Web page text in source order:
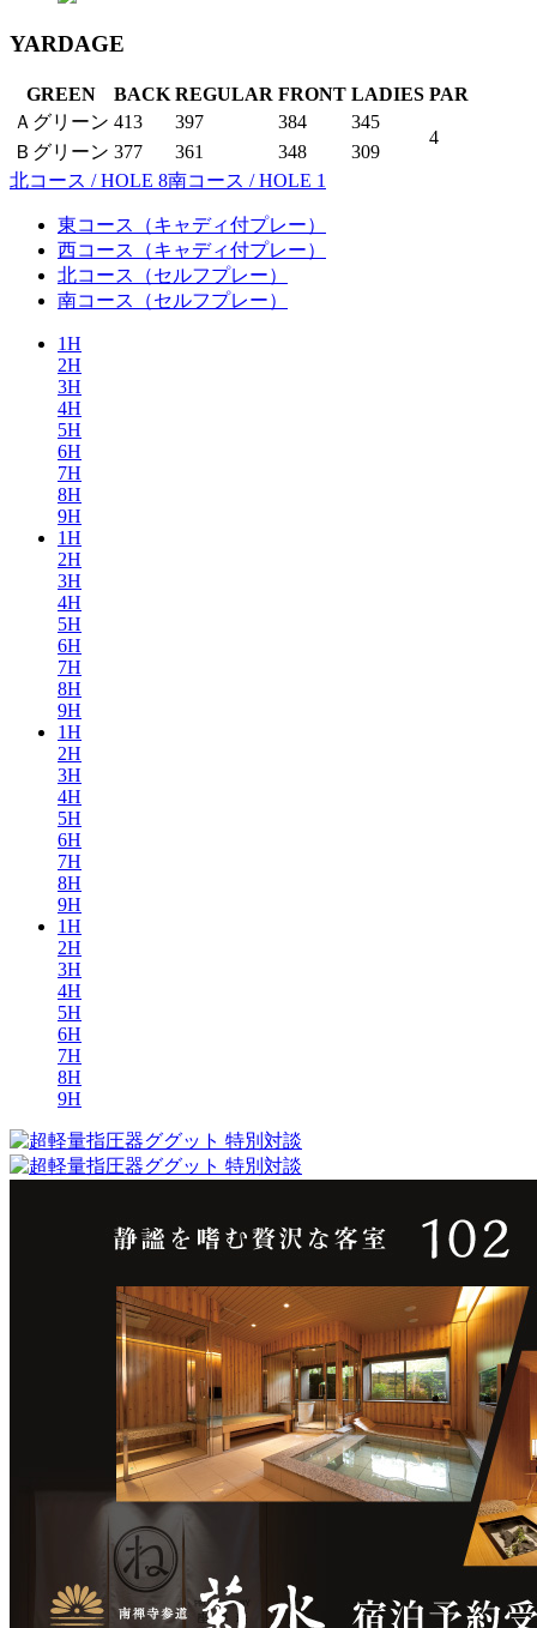
YARDAGE
GREEN BACK REGULAR FRONT LADIES PAR
Ａグリーン 413 397 384 345
4
Ｂグリーン 377 361 348
309
北コース / HOLE 8南コース / HOLE 1
東コース
（キャディ付プレー）
西コース
（キャディ付プレー）
北コース
（セルフプレー）
南コース
（セルフプレー）
1H
2H
3H
4H
5H
6H
7H
8H
9H
1H
2H
3H
4H
5H
6H
7H
8H
9H
1H
2H
3H
4H
5H
6H
7H
8H
9H
1H
2H
3H
4H
5H
6H
7H
8H
9H